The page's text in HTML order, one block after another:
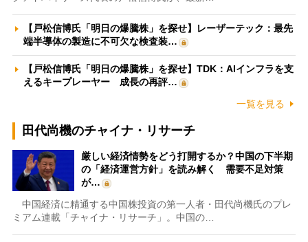
【戸松信博氏「明日の爆騰株」を探せ】レーザーテック：最先
端半導体の製造に不可欠な検査装…
【戸松信博氏「明日の爆騰株」を探せ】TDK：AIインフラを支
えるキープレーヤー 成長の再評…
一覧を見る
田代尚機のチャイナ・リサーチ
厳しい経済情勢をどう打開するか？中国の下半期
の「経済運営方針」を読み解く 需要不足対策
が…
中国経済に精通する中国株投資の第一人者・田代尚機氏のプレ
ミアム連載「チャイナ・リサーチ」。中国の…